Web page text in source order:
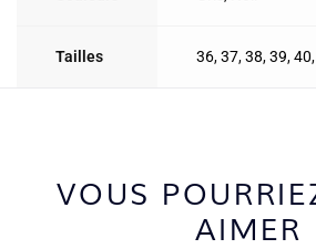
Tailles 36,37,38,39,40,
VOUS
AIMER